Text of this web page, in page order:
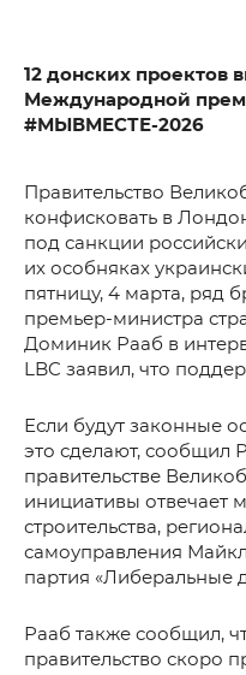
12 донских проектов
Международной
#МЫВМЕСТЕ-2026
Правительство
конфисковать в
под санкции
их особняках
пятницу, 4 марта, ряд
премьер-министра
Доминик Рааб в
LBC заявил, что
Если будут законные
это сделают, сообщил
правительстве
инициативы отвечает
строительства,
самоуправления
партия «Либеральные
Рааб также сообщил,
правительство скоро